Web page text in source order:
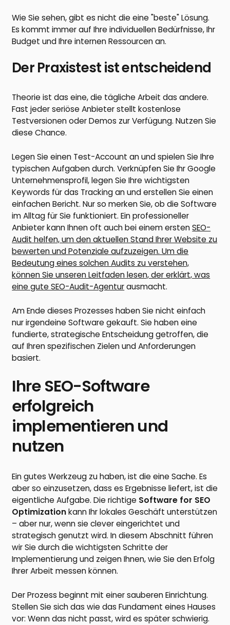
Wie Sie sehen, gibt es nicht die eine "beste" Lösung.
Es kommt immer auf Ihre individuellen Bedürfnisse, Ihr
Budget und Ihre internen Ressourcen an.
Der Praxistest ist entscheidend
Theorie ist das eine, die tägliche Arbeit das andere.
Fast jeder seriöse Anbieter stellt kostenlose
Testversionen oder Demos zur Verfügung. Nutzen Sie
diese Chance.
Legen Sie einen Test-Account an und spielen Sie Ihre
typischen Aufgaben durch. Verknüpfen Sie Ihr Google
Unternehmensprofil, legen Sie Ihre wichtigsten
Keywords für das Tracking an und erstellen Sie einen
einfachen Bericht. Nur so merken Sie, ob die Software
im Alltag für Sie funktioniert. Ein professioneller
Anbieter kann Ihnen oft auch bei einem erstenSEO-
Audit helfen, um den aktuellen Stand Ihrer Website zu
bewerten und Potenziale aufzuzeigen. Um die
Bedeutung eines solchen Audits zu verstehen,
können Sie unseren Leitfaden lesen, der erklärt, was
eine gute SEO-Audit-Agenturausmacht.
Am Ende dieses Prozesses haben Sie nicht einfach
nur irgendeine Software gekauft. Sie haben eine
fundierte, strategische Entscheidung getroffen, die
auf Ihren spezifischen Zielen und Anforderungen
basiert.
Ihre SEO-Software
erfolgreich
implementieren und
nutzen
Ein gutes Werkzeug zu haben, ist die eine Sache. Es
aber so einzusetzen, dass es Ergebnisse liefert, ist die
eigentliche Aufgabe. Die richtige Software for SEO
Optimizationkann Ihr lokales Geschäft unterstützen
– aber nur, wenn sie clever eingerichtet und
strategisch genutzt wird. In diesem Abschnitt führen
wir Sie durch die wichtigsten Schritte der
Implementierung und zeigen Ihnen, wie Sie den Erfolg
Ihrer Arbeit messen können.
Der Prozess beginnt mit einer sauberen Einrichtung.
Stellen Sie sich das wie das Fundament eines Hauses
vor: Wenn das nicht passt, wird es später schwierig.